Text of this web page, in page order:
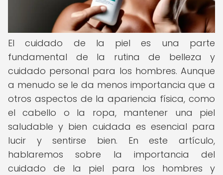
El cuidado de la piel es una parte
fundamental de la rutina de belleza y
cuidado personal para los hombres. Aunque
a menudo se le da menos importancia que a
otros aspectos de la apariencia física, como
el cabello o la ropa, mantener una piel
saludable y bien cuidada es esencial para
lucir y sentirse bien. En este artículo,
hablaremos sobre la importancia del
cuidado de la piel para los hombres y